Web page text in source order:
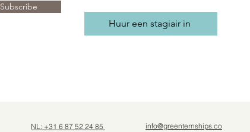
Subscribe
Huur een stagiair in
NL: +31 6 87 52 24 85
info@greenternships.co